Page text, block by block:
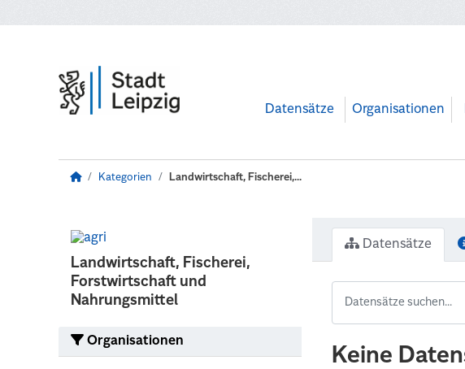
Datensätze Organisationen
Kategorien Landwirtschaft, Fischerei,...
Landwirtschaft, Fischerei,
Forstwirtschaft und
Nahrungsmittel
Organisationen
Datensätze
Keine